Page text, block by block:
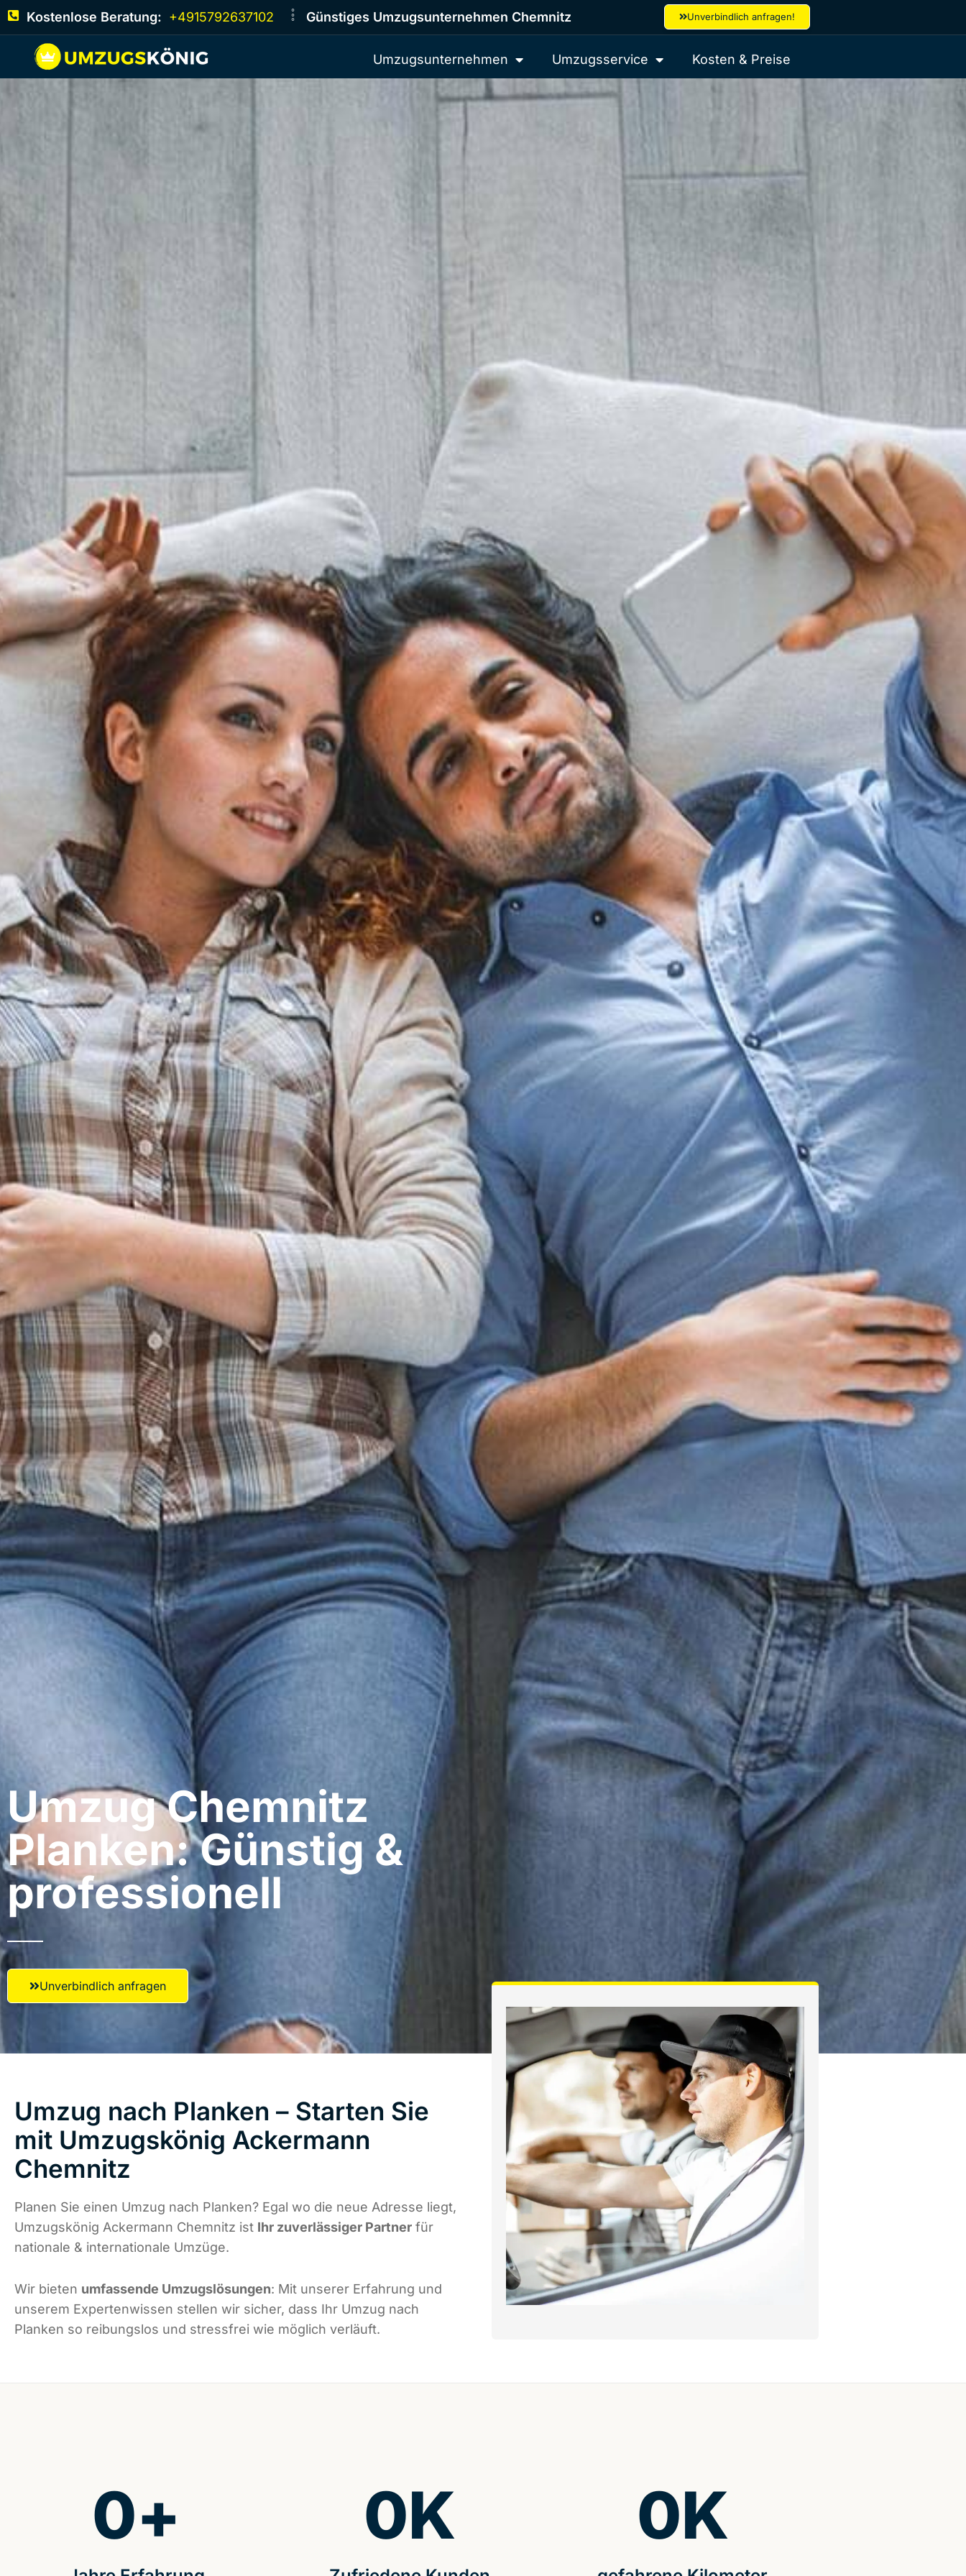
Kostenlose Beratung: +4915792637102 Günstiges Umzugsunternehmen Chemnitz Unverbindlich anfragen!
Umzugsunternehmen Umzugsservice Kosten & Preise
Umzug Chemnitz​
Planken: Günstig &
professionell​
Unverbindlich anfragen
Umzug nach Planken – Starten Sie
mit Umzugskönig Ackermann
Chemnitz
Planen Sie einen Umzug nach Planken? Egal wo die neue Adresse liegt,
Umzugskönig Ackermann Chemnitz ist Ihr zuverlässiger Partner für
nationale & internationale Umzüge.
Wir bieten umfassende Umzugslösungen: Mit unserer Erfahrung und
unserem Expertenwissen stellen wir sicher, dass Ihr Umzug nach
Planken so reibungslos und stressfrei wie möglich verläuft.
0+ 0K 0K